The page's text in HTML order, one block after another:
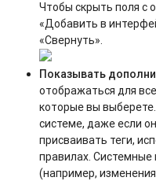
Чтобы скрыть поля с
«Добавить в
«Свернуть».
Показывать
отображаться для
которые вы
системе, даже если
присваивать теги,
правилах. Системные
(например,